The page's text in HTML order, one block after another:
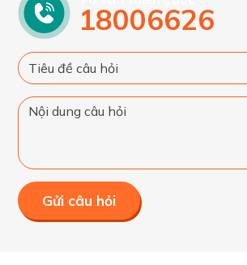
18006626
Gửi câu hỏi